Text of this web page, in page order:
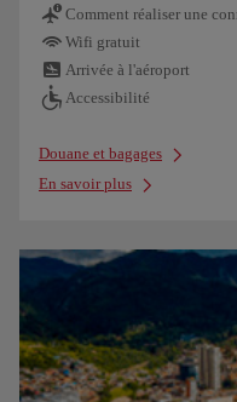
Comment réaliser une
Wifi gratuit
Arrivée à l'aéroport
Accessibilité
Douane et bagages
En savoir plus